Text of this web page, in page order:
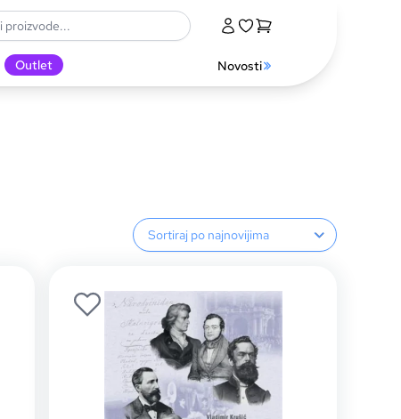
Outlet Novosti
Sortiranje proizvoda